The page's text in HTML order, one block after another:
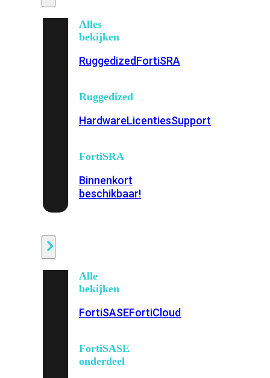
Alles
bekijken
RuggedizedFortiSRA
Ruggedized
HardwareLicentiesSupport
FortiSRA
Binnenkort
beschikbaar!
Alle
bekijken
FortiSASEFortiCloud
FortiSASE
onderdeel